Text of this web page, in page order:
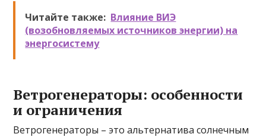
Читайте также: Влияние ВИЭ
(возобновляемых источников энергии) на
энергосистему
Ветрогенераторы: особенности
и ограничения
Ветрогенераторы – это альтернатива солнечным